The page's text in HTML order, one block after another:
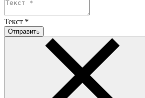
Текст *
Отправить